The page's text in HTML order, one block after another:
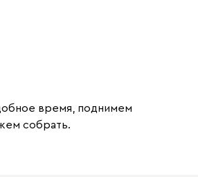
время, поднимем
собрать.